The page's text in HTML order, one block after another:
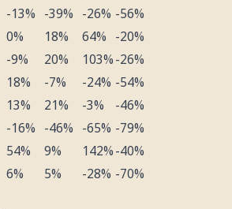
-13% -39% -26% -56%
0% 18% 64% -20%
-9% 20% 103%-26%
18% -7% -24% -54%
13% 21% -3%
-46%
-16% -46% -65% -79%
54% 9% 142%-40%
6% 5% -28% -70%